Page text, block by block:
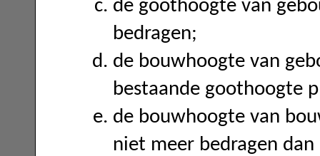
de goothoogte van
bedragen;
de bouwhoogte van
bestaande goothoogte
de bouwhoogte van
niet meer bedragen